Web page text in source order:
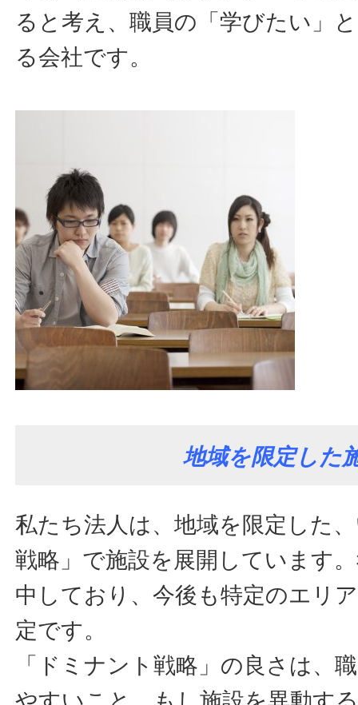
ると考え、職員の「学びたい」
る会社です。
地域を限定した
私たち法人は、地域を限定した
戦略」で施設を展開しています
中しており、今後も特定のエリ
定です。
「ドミナント戦略」の良さは、